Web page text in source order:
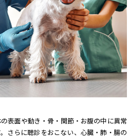
表面や動き・骨・関節・お腹の中に異常
さらに聴診をおこない、心臓・肺・腸の